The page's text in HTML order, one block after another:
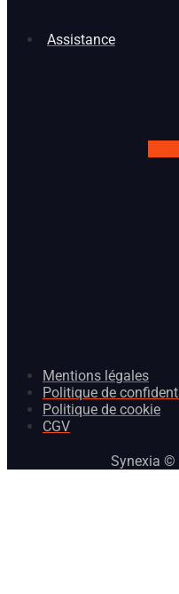
Assistance
Mentions légales
Politique de
Politique de cookie
CGV
Synexia ©